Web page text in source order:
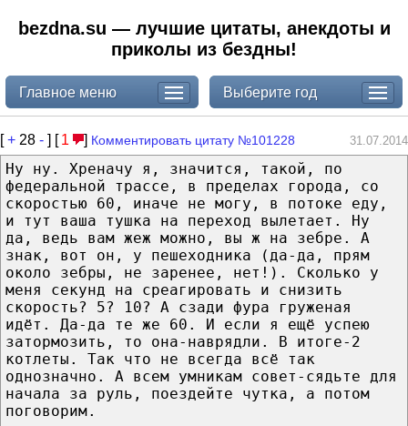
bezdna.su — лучшие цитаты, анекдоты и
приколы из бездны!
Главное меню Выберите год
[+ 28 - ] [ 1 ] Комментировать цитату №101228 31.07.2014
Ну ну. Хреначу я, значится, такой, по
федеральной трассе, в пределах города, со
скоростью 60, иначе не могу, в потоке еду,
и тут ваша тушка на переход вылетает. Ну
да, ведь вам жеж можно, вы ж на зебре. А
знак, вот он, у пешеходника (да-да, прям
около зебры, не заренее, нет!). Сколько у
меня секунд на среагировать и снизить
скорость? 5? 10? А сзади фура груженая
идёт. Да-да те же 60. И если я ещё успею
затормозить, то она-наврядли. В итоге-2
котлеты. Так что не всегда всё так
однозначно. А всем умникам совет-сядьте для
начала за руль, поездейте чутка, а потом
поговорим.